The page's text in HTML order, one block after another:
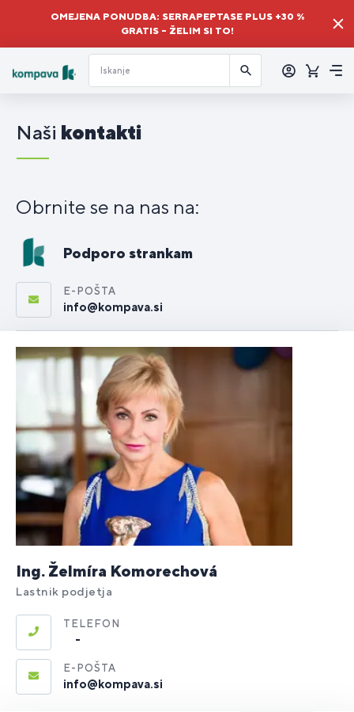
OMEJENA PONUDBA: SERRAPEPTASE PLUS +30 %
GRATIS – ŽELIM SI TO!
Naši kontakti
Obrnite se na nas na:
Podporo strankam
E-POŠTA
info@kompava.si
Ing. Želmíra Komorechová
Lastnik podjetja
TELEFON
‎ ‎ ‎ ‎ ‎ -
E-POŠTA
info@kompava.si